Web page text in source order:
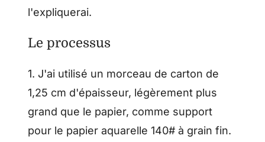
l'expliquerai.
Le processus
1. J'ai utilisé un morceau de carton de
1,25 cm d'épaisseur, légèrement plus
grand que le papier, comme support
pour le papier aquarelle 140# à grain fin.